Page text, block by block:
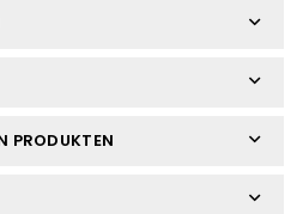
PRODUKTEN